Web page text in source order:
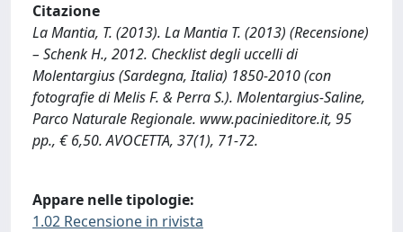
Citazione
La Mantia, T. (2013). La Mantia T. (2013) (Recensione)
– Schenk H., 2012. Checklist degli uccelli di
Molentargius (Sardegna, Italia) 1850-2010 (con
fotografie di Melis F. & Perra S.). Molentargius-Saline,
Parco Naturale Regionale. www.pacinieditore.it, 95
pp., € 6,50. AVOCETTA, 37(1), 71-72.
Appare nelle tipologie:
1.02 Recensione in rivista